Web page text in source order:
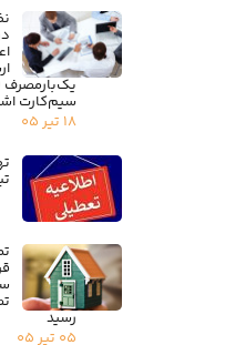
سیم‌کارت
۱۸ تیر ۰۵
رسید
۰۵ تیر ۰۵